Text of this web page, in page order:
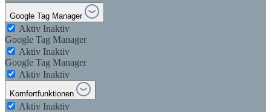
Google Tag Manager
Aktiv Inaktiv
Google Tag Manager
Aktiv Inaktiv
Google Tag Manager
Aktiv Inaktiv
Komfortfunktionen
Aktiv Inaktiv